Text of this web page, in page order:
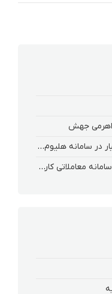
اهرمی جهش
نحوه‌ مشاهده‌ موقعیت‌های باز اختیار در سامانه هلیوم و نکست
نحوه تعیین حد سود و حد ضرر در سامانه معاملاتی کارگزاری فارابی